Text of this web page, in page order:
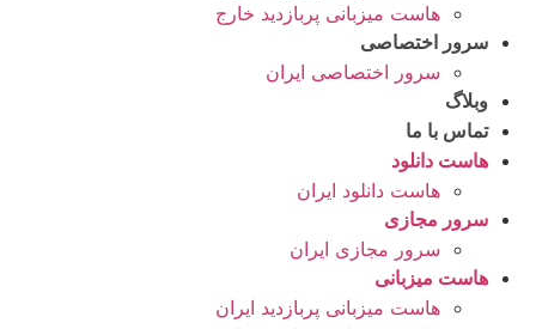
هاست میزبانی پربازدید خارج
سرور اختصاصی
سرور اختصاصی ایران
وبلاگ
تماس با ما
هاست دانلود
هاست دانلود ایران
سرور مجازی
سرور مجازی ایران
هاست میزبانی
هاست میزبانی پربازدید ایران